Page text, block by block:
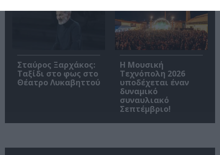
Σταύρος Ξαρχάκος:
Ταξίδι στο φως στο
Θέατρο Λυκαβηττού
Η Μουσική
Τεχνόπολη 2026
υποδέχεται έναν
δυναμικό
συναυλιακό
Σεπτέμβριο!